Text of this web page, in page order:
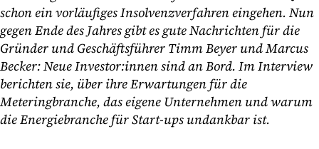
schon ein vorläufiges Insolvenzverfahren eingehen. Nun
gegen Ende des Jahres gibt es gute Nachrichten für die
Gründer und Geschäftsführer Timm Beyer und Marcus
Becker: Neue Investor:innen sind an Bord. Im Interview
berichten sie, über ihre Erwartungen für die
Meteringbranche, das eigene Unternehmen und warum
die Energiebranche für Start-ups undankbar ist.